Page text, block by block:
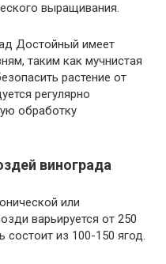
выращивания.
Достойный имеет
таким как мучнистая
растение от
регулярно
обработку
винограда
или
варьируется от 250
из 100-150 ягод.